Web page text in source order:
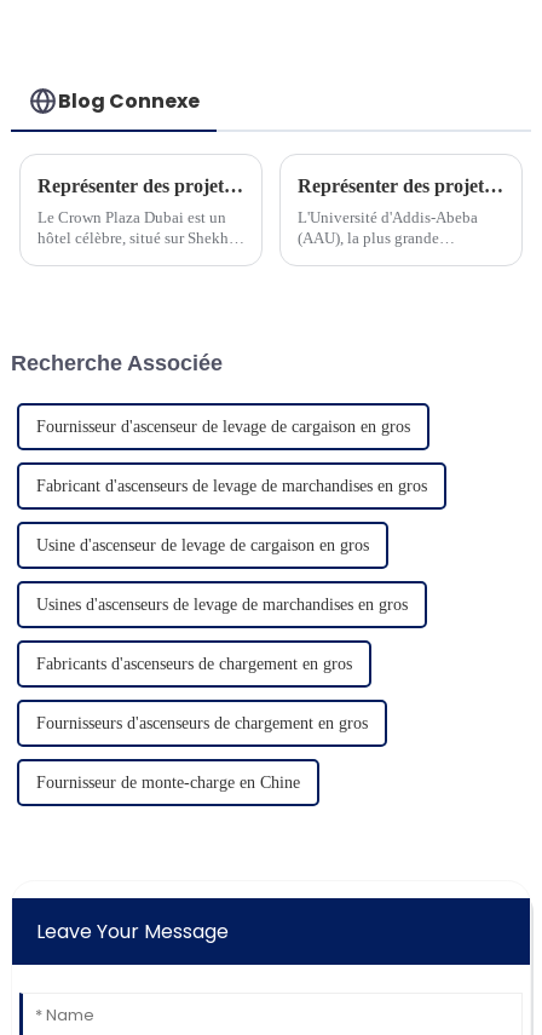
Blog Connexe
Représenter des projets à Dubaï
Le Crown Plaza Dubai est un
hôtel célèbre, situé sur Shekh
Représenter des projets en Ethiopie
L'Université d'Addis-Abeba
(AAU), la plus grande
Recherche Associée
Fournisseur d'ascenseur de levage de cargaison en gros
Fabricant d'ascenseurs de levage de marchandises en gros
Usine d'ascenseur de levage de cargaison en gros
Usines d'ascenseurs de levage de marchandises en gros
Fabricants d'ascenseurs de chargement en gros
Fournisseurs d'ascenseurs de chargement en gros
Fournisseur de monte-charge en Chine
Leave Your Message